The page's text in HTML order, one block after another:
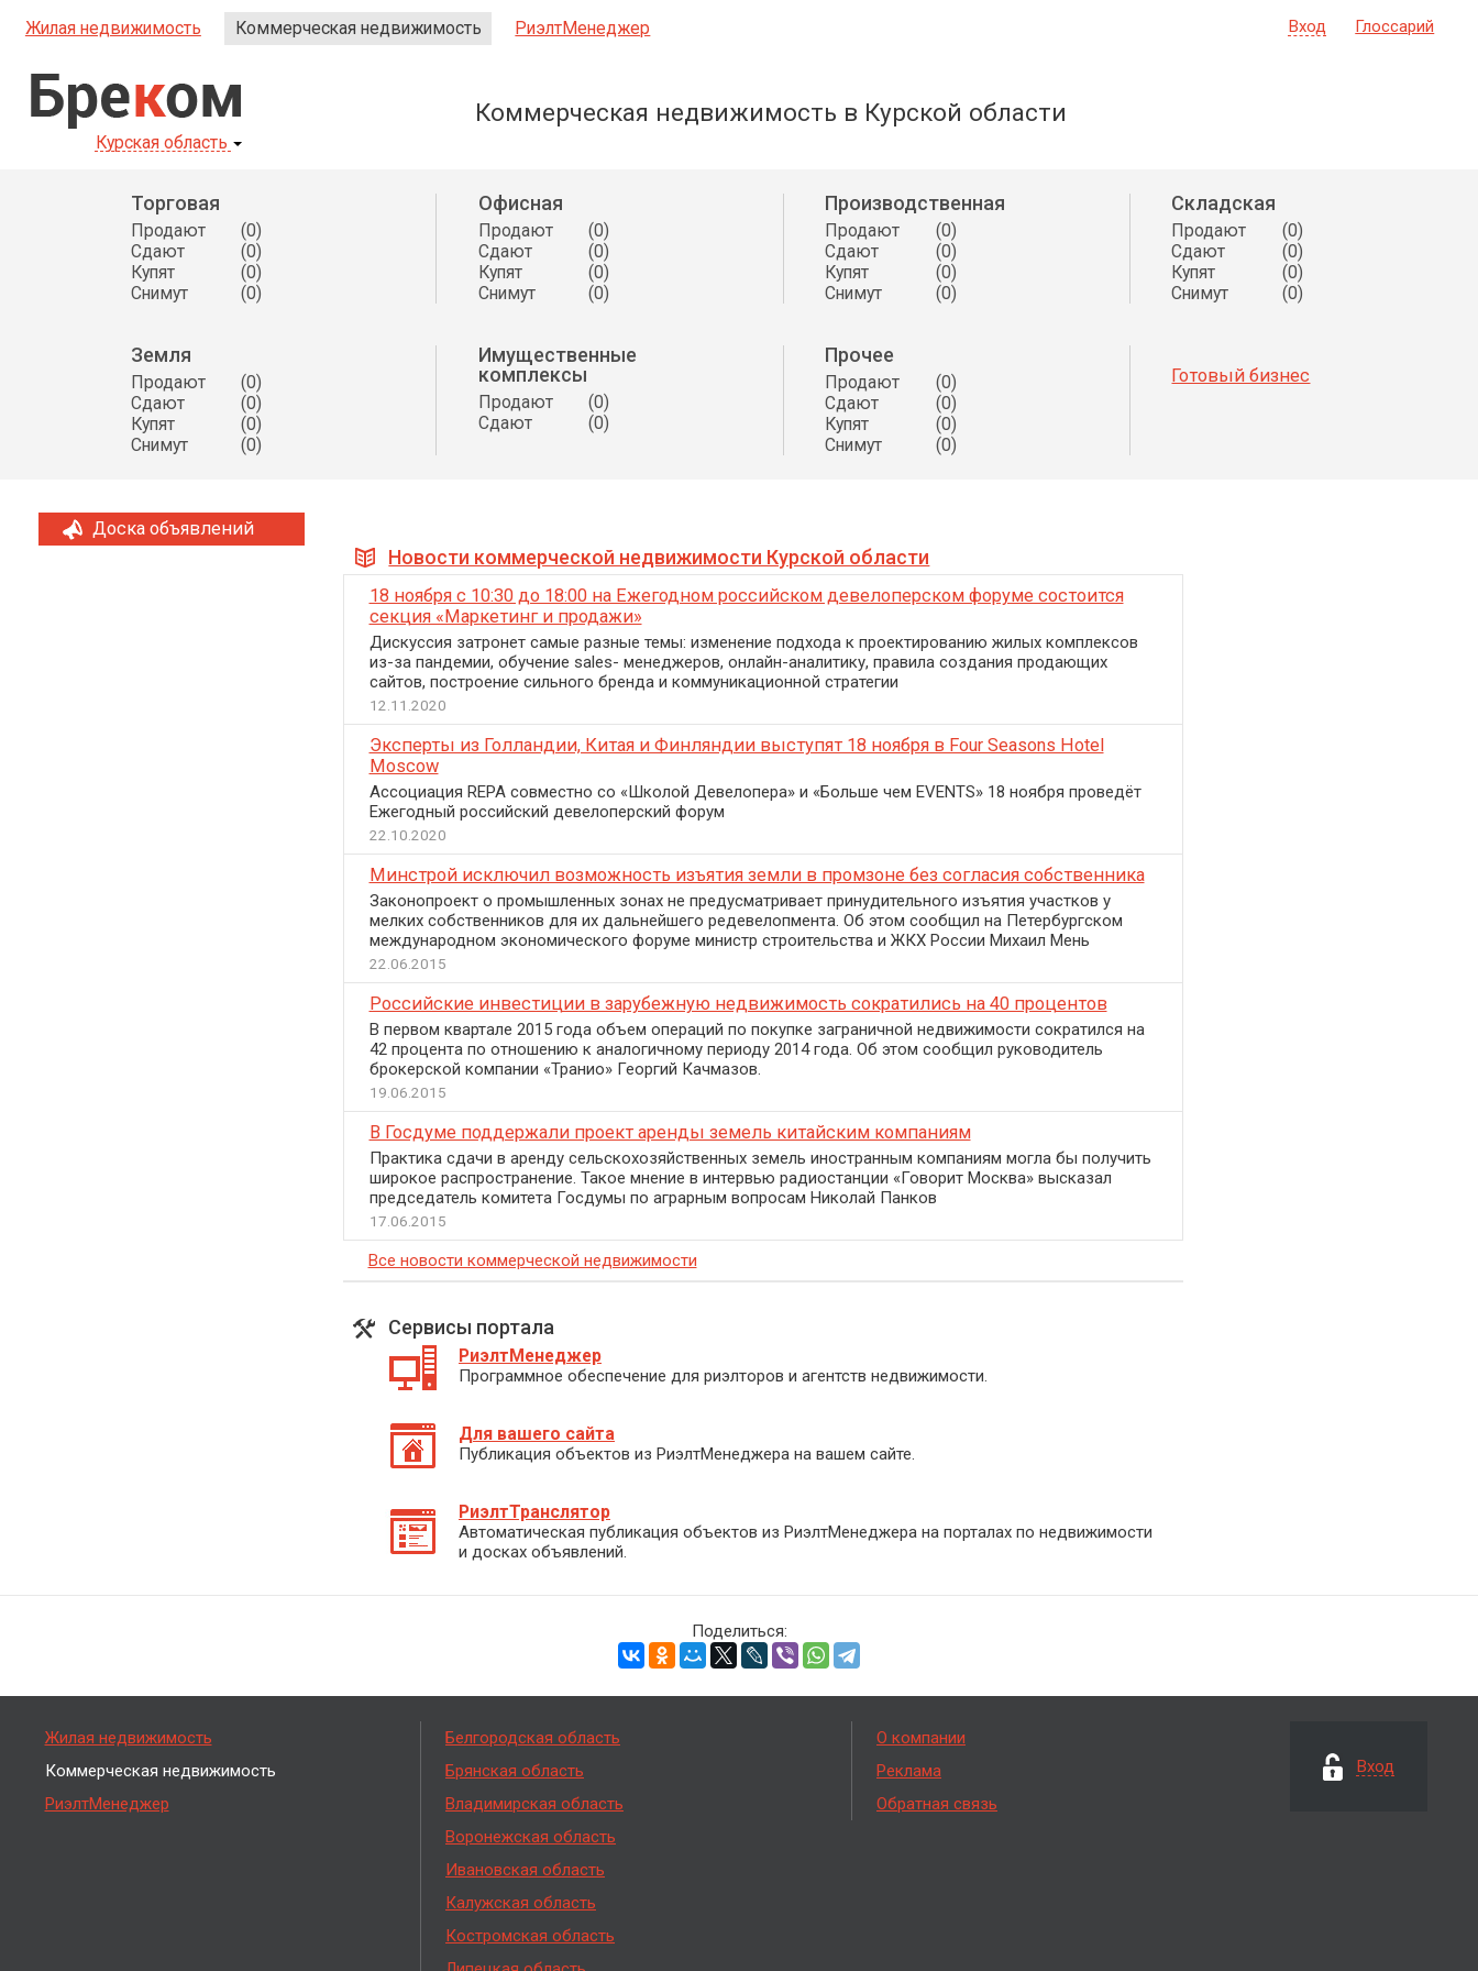
Жилая недвижимость Коммерческая недвижимость РиэлтМенеджер Вход Глоссарий
Бреком
Курская область
Коммерческая недвижимость в Курской области
Торговая
Продают
(0)
Сдают
(0)
Купят
(0)
Снимут
(0)
Офисная
Продают
(0)
Сдают
(0)
Купят
(0)
Снимут
(0)
Производственная
Продают
(0)
Сдают
(0)
Купят
(0)
Снимут
(0)
Складская
Продают
(0)
Сдают
(0)
Купят
(0)
Снимут
(0)
Земля
Продают
(0)
Сдают
(0)
Купят
(0)
Снимут
(0)
Имущественные
комплексы
Продают
(0)
Сдают
(0)
Прочее
Продают
(0)
Сдают
(0)
Купят
(0)
Снимут
(0)
Готовый бизнес
Доска объявлений
Новости коммерческой недвижимости Курской области
18 ноября с 10:30 до 18:00 на Ежегодном российском девелоперском форуме состоится
секция «Маркетинг и продажи»
Дискуссия затронет самые разные темы: изменение подхода к проектированию жилых комплексов
из-за пандемии, обучение sales- менеджеров, онлайн-аналитику, правила создания продающих
сайтов, построение сильного бренда и коммуникационной стратегии
12.11.2020
Эксперты из Голландии, Китая и Финляндии выступят 18 ноября в Four Seasons Hotel
Moscow
Ассоциация REPA совместно со «Школой Девелопера» и «Больше чем EVENTS» 18 ноября проведёт
Ежегодный российский девелоперский форум
22.10.2020
Минстрой исключил возможность изъятия земли в промзоне без согласия собственника
Законопроект о промышленных зонах не предусматривает принудительного изъятия участков у
мелких собственников для их дальнейшего редевелопмента. Об этом сообщил на Петербургском
международном экономического форуме министр строительства и ЖКХ России Михаил Мень
22.06.2015
Российские инвестиции в зарубежную недвижимость сократились на 40 процентов
В первом квартале 2015 года объем операций по покупке заграничной недвижимости сократился на
42 процента по отношению к аналогичному периоду 2014 года. Об этом сообщил руководитель
брокерской компании «Транио» Георгий Качмазов.
19.06.2015
В Госдуме поддержали проект аренды земель китайским компаниям
Практика сдачи в аренду сельскохозяйственных земель иностранным компаниям могла бы получить
широкое распространение. Такое мнение в интервью радиостанции «Говорит Москва» высказал
председатель комитета Госдумы по аграрным вопросам Николай Панков
17.06.2015
Все новости коммерческой недвижимости
Сервисы портала
РиэлтМенеджер
Программное обеспечение для риэлторов и агентств недвижимости.
Для вашего сайта
Публикация объектов из РиэлтМенеджера на вашем сайте.
РиэлтТранслятор
Автоматическая публикация объектов из РиэлтМенеджера на порталах по недвижимости
и досках объявлений.
Поделиться:
Жилая недвижимость
Коммерческая недвижимость
РиэлтМенеджер
Белгородская область
Брянская область
Владимирская область
Воронежская область
Ивановская область
Калужская область
Костромская область
О компании
Реклама
Обратная связь
Вход